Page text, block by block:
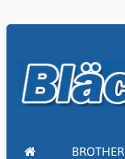
BROTHER